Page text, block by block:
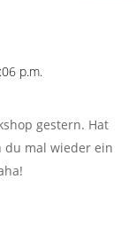
p.m.
gestern. Hat
du mal wieder ein